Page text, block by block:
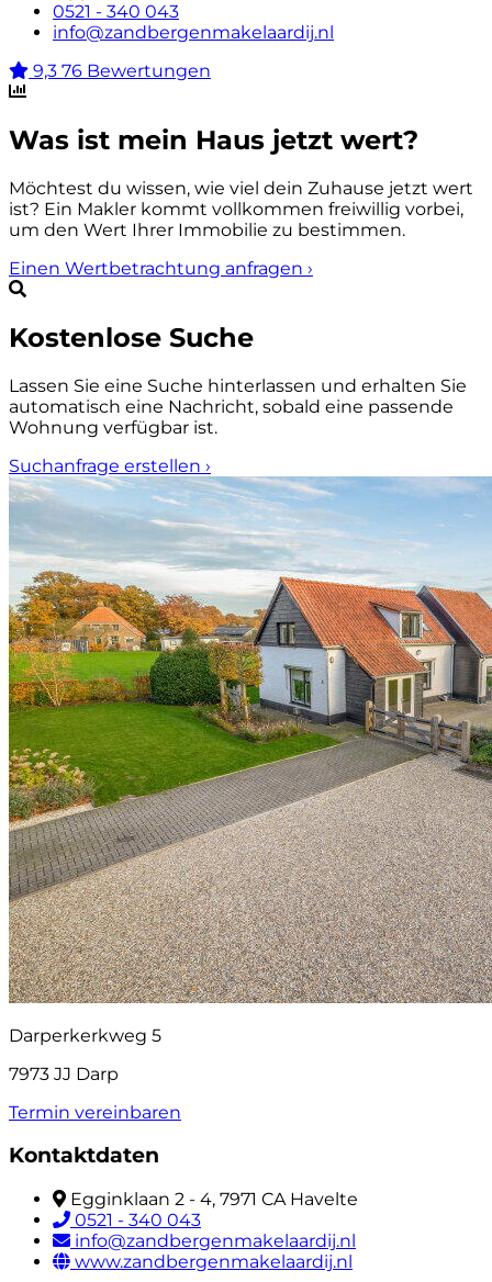
0521 - 340 043
info@zandbergenmakelaardij.nl
9,3 76 Bewertungen
Was ist mein Haus jetzt wert?
Möchtest du wissen, wie viel dein Zuhause jetzt wert
ist? Ein Makler kommt vollkommen freiwillig vorbei,
um den Wert Ihrer Immobilie zu bestimmen.
Einen Wertbetrachtung anfragen ›
Kostenlose Suche
Lassen Sie eine Suche hinterlassen und erhalten Sie
automatisch eine Nachricht, sobald eine passende
Wohnung verfügbar ist.
Suchanfrage erstellen ›
Darperkerkweg 5
7973 JJ Darp
Termin vereinbaren
Kontaktdaten
Egginklaan 2 - 4, 7971 CA Havelte
0521 - 340 043
info@zandbergenmakelaardij.nl
www.zandbergenmakelaardij.nl